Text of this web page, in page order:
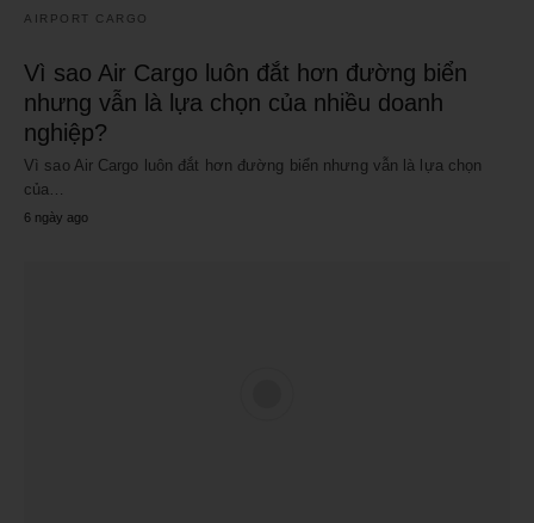
AIRPORT CARGO
Vì sao Air Cargo luôn đắt hơn đường biển
nhưng vẫn là lựa chọn của nhiều doanh
nghiệp?
Vì sao Air Cargo luôn đắt hơn đường biển nhưng vẫn là lựa chọn
của…
6 ngày ago